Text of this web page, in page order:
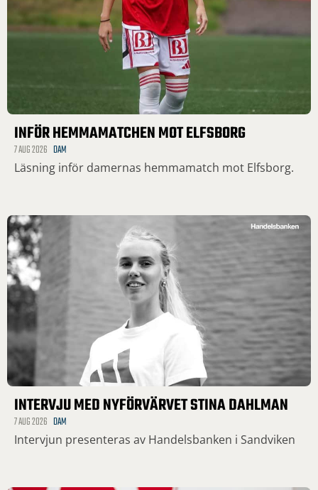
INFÖR HEMMAMATCHEN MOT ELFSBORG
7 AUG 2026 DAM
Läsning inför damernas hemmamatch mot Elfsborg.
INTERVJU MED NYFÖRVÄRVET STINA DAHLMAN
7 AUG 2026 DAM
Intervjun presenteras av Handelsbanken i Sandviken